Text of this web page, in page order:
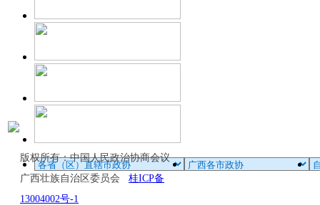
版权所有：中国人民政治协商会议
广西壮族自治区委员会 桂ICP备
13004002号-1